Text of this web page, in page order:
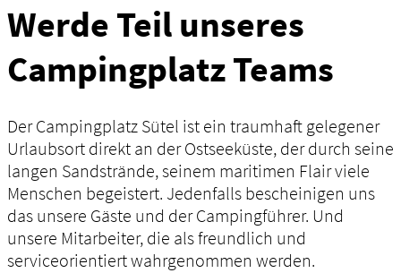
Werde Teil unseres
Campingplatz Teams
Der Campingplatz Sütel ist ein traumhaft gelegener
Urlaubsort direkt an der Ostseeküste, der durch seine
langen Sandstrände, seinem maritimen Flair viele
Menschen begeistert. Jedenfalls bescheinigen uns
das unsere Gäste und der Campingführer. Und
unsere Mitarbeiter, die als freundlich und
serviceorientiert wahrgenommen werden.